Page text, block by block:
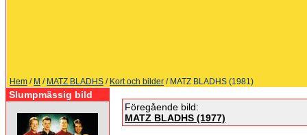
Hem / M / MATZ BLADHS / Kort och bilder / MATZ BLADHS (1981)
Slumpmässig bild
Föregående bild:
MATZ BLADHS (1977)